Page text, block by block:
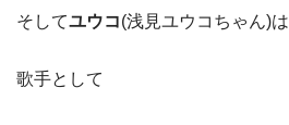
そしてユウコ(浅見ユウコちゃん)は
歌手として